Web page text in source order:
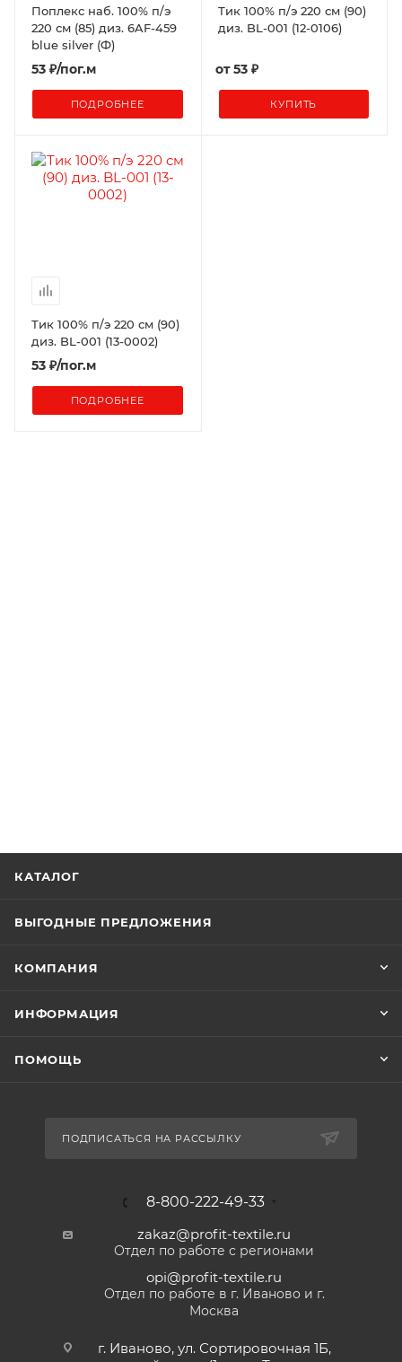
Поплекс наб. 100% п/э
220 см (85) диз. 6AF-459
blue silver (Ф)
53 ₽/пог.м
ПОДРОБНЕЕ
Тик 100% п/э 220 см (90)
диз. BL-001 (12-0106)
от53 ₽
КУПИТЬ
Тик 100% п/э 220 см (90)
диз. BL-001 (13-0002)
53 ₽/пог.м
ПОДРОБНЕЕ
КАТАЛОГ
ВЫГОДНЫЕ ПРЕДЛОЖЕНИЯ
КОМПАНИЯ
ИНФОРМАЦИЯ
ПОМОЩЬ
ПОДПИСАТЬСЯ НА РАССЫЛКУ
8-800-222-49-33
zakaz@profit-textile.ru
Отдел по работе с регионами
opi@profit-textile.ru
Отдел по работе в г. Иваново и г.
Москва
г. Иваново, ул. Сортировочная 1Б,